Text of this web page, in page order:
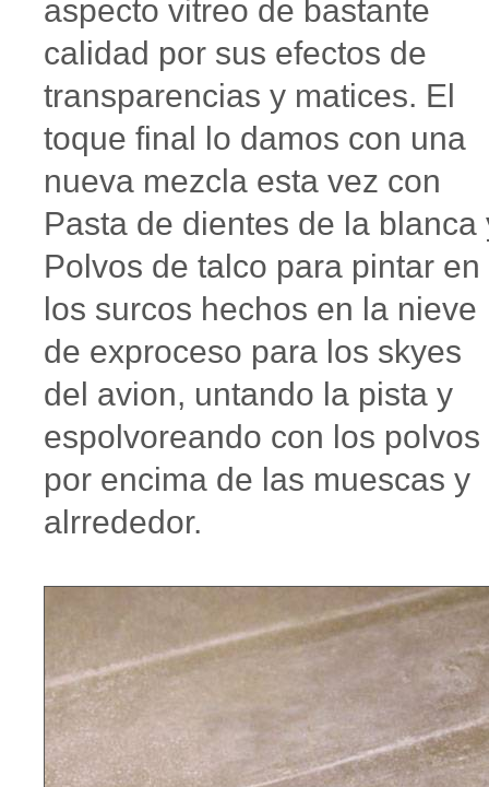
aspecto vitreo de bastante
calidad por sus efectos de
transparencias y matices. El
toque final lo damos con una
nueva mezcla esta vez con
Pasta de dientes de la blanca
Polvos de talco para pintar en
los surcos hechos en la nieve
de exproceso para los skyes
del avion, untando la pista y
espolvoreando con los polvos
por encima de las muescas y
alrrededor.